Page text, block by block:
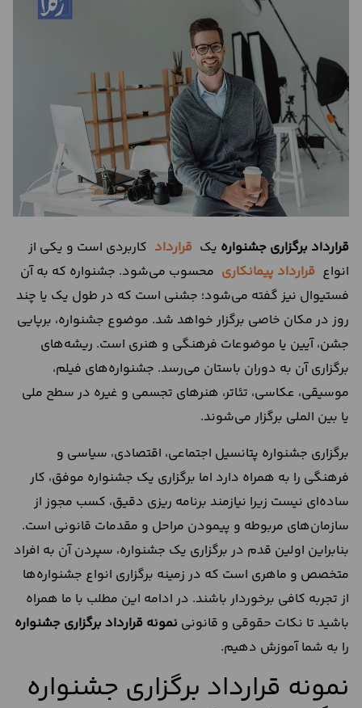
تماس
ما
قرارداد برگزاری جشنواره یک قرارداد کاربردی است و یکی از
انواع قرارداد پیمانکاری محسوب می‌شود. جشنواره که به آن
فستیوال نیز گفته می‌شود؛ جشنی است که در طول یک یا چند
روز در مکان خاصی برگزار خواهد شد. موضوع جشنواره، برپایی
جشن، آیین یا موضوعات فرهنگی و هنری است. ریشه‌های
برگزاری آن به دوران باستان می‌رسد. جشنواره‌های فیلم،
موسیقی، عکاسی، تئاتر، هنرهای تجسمی و غیره در سطح ملی
یا بین الملی برگزار می‌شوند.
برگزاری جشنواره پتانسیل اجتماعی، اقتصادی، سیاسی و
فرهنگی را به همراه دارد اما برگزاری یک جشنواره موفق، کار
ساده‌ای نیست زیرا نیازمند برنامه ریزی دقیق، کسب مجوز از
سازمان‌های مربوطه و پیمودن مراحل و مقدمات قانونی است.
بنابراین اولین قدم در برگزاری یک جشنواره، سپردن آن به افراد
متخصص و ماهری است که در زمینه برگزاری انواع جشنواره‌ها
از تجربه کافی برخوردار باشند. در ادامه این مطلب با ما همراه
باشید تا نکات حقوقی و قانونی نمونه قرارداد برگزاری جشنواره
را به شما آموزش دهیم.
نمونه قرارداد برگزاری جشنواره